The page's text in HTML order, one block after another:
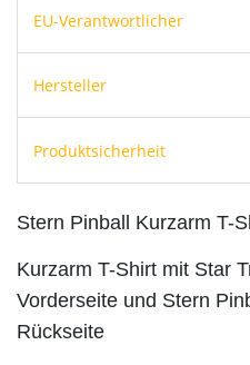
EU-Verantwortlicher
Hersteller
Produktsicherheit
Stern Pinball Kurzarm T-
Kurzarm T-Shirt mit Star
Vorderseite und Stern
Rückseite